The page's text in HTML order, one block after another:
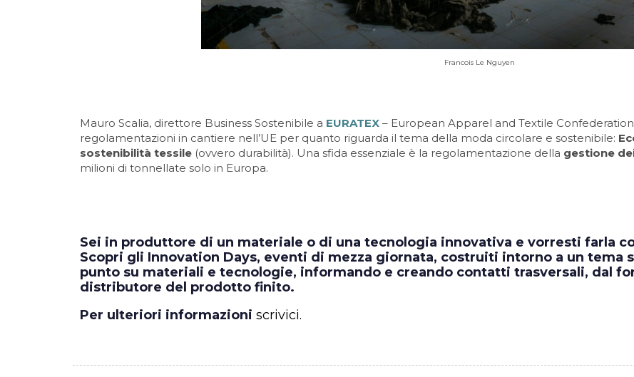
Francois Le Nguyen
Mauro Scalia, direttore Business Sostenibile a EURATEX – European Apparel and Textile
regolamentazioni in cantiere nell’UE per quanto riguarda il tema della moda circolare e sostenibile:
sostenibilità tessile (ovvero durabilità). Una sfida essenziale è la regolamentazione della gestione
milioni di tonnellate solo in Europa.
Sei in produttore di un materiale o di una tecnologia innovativa e vorresti farla
Scopri gli Innovation Days, eventi di mezza giornata, costruiti intorno a un tema
punto su materiali e tecnologie, informando e creando contatti trasversali, dal
distributore del prodotto finito.
Per ulteriori informazioni scrivici.